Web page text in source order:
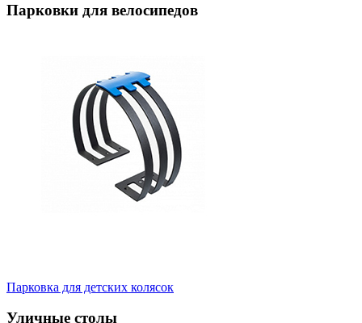
Парковки для велосипедов
Парковка для детских колясок
Уличные столы